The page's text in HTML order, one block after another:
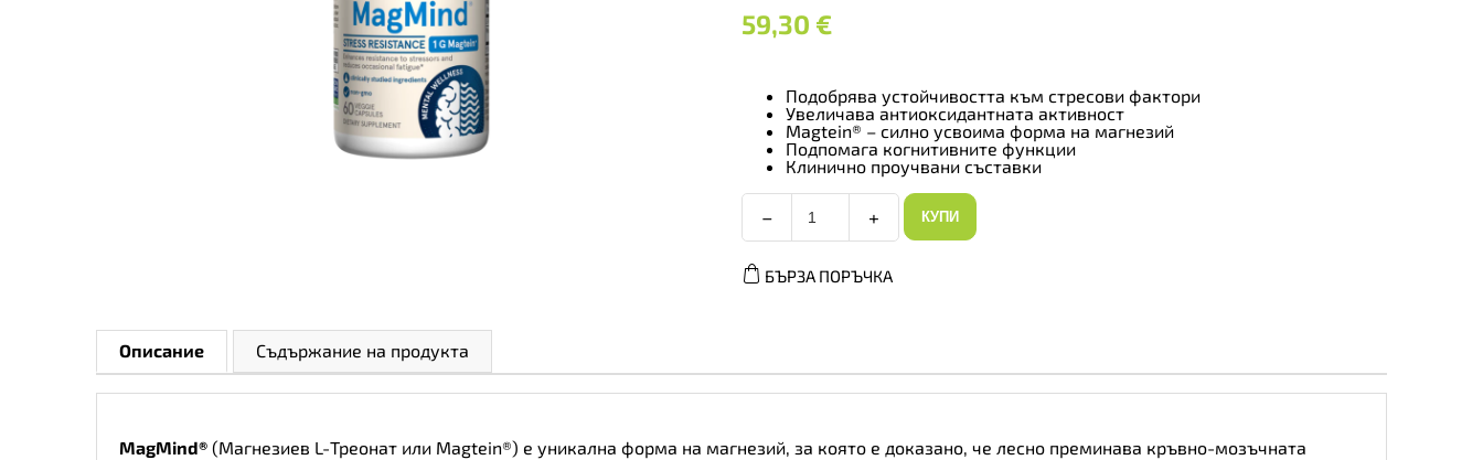
59,30 €
Подобрява устойчивостта към стресови фактори
Увеличава антиоксидантната активност
Magtein® – силно усвоима форма на магнезий
Подпомага когнитивните функции
Клинично проучвани съставки
−
Jarrow
Formulas
Stress
60
+ КУПИ
БЪРЗА ПОРЪЧКА
Описание Съдържание на продукта
MagMind® (Магнезиев L-Треонат или Magtein®) е уникална форма на магнезий, за която е доказано, че лесно преминава кръвно-мозъчната